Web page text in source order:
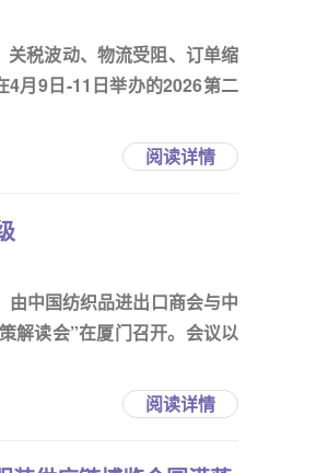
税波动、物流受阻、订单缩
月9日-11日举办的2026第二
阅读详情
中国纺织品进出口商会与中
解读会”在厦门召开。会议以
阅读详情